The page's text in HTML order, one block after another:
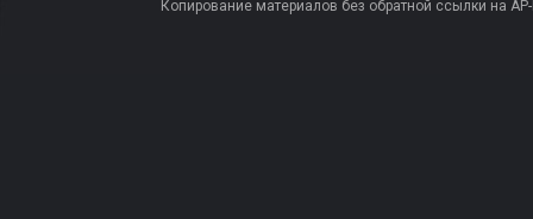
Копирование материалов без обратной ссылки на